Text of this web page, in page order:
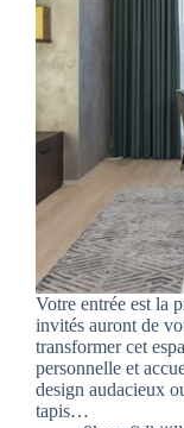
Votre entrée est la
invités auront de
transformer cet
personnelle et
design audacieux
tapis…